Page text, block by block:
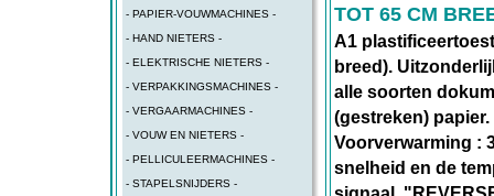
- PAPIER-VOUWMACHINES -
- HAND NIETERS -
- ELEKTRISCHE NIETERS -
- VERPAKKINGSMACHINES -
- VERGAARMACHINES -
- VOUW EN NIETERS -
- PELLICULEERMACHINES -
- STAPELSNIJDERS -
TOT 65 CM
A1
breed).
alle soorten
(gestreken)
Voorverwarming :
snelheid en de